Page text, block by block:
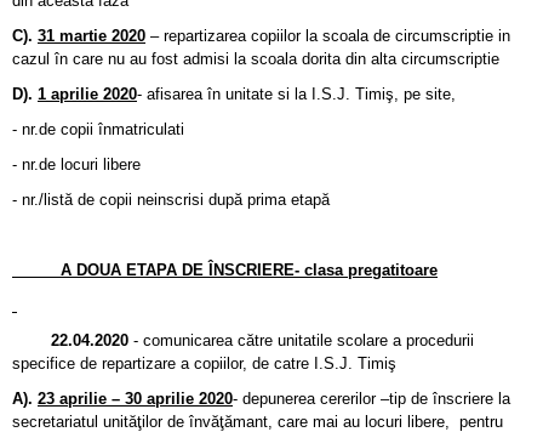
C). 31 martie 2020 – repartizarea copiilor la scoala de circumscriptie in
cazul în care nu au fost admisi la scoala dorita din alta circumscriptie
D). 1 aprilie 2020- afisarea în unitate si la I.S.J. Timiş, pe site,
- nr.de copii înmatriculati
- nr.de locuri libere
- nr./listă de copii neinscrisi după prima etapă
A DOUA ETAPA DE ÎNSCRIERE- clasa pregatitoare
22.04.2020 - comunicarea către unitatile scolare a procedurii
specifice de repartizare a copiilor, de catre I.S.J. Timiş
A). 23 aprilie – 30 aprilie 2020- depunerea cererilor –tip de înscriere la
secretariatul unităţilor de învăţămant, care mai au locuri libere, pentru